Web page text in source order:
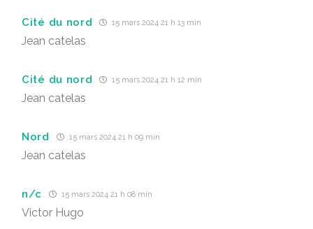
Cité du nord 15 mars 2024 21 h 13 min
Jean catelas
Cité du nord 15 mars 2024 21 h 12 min
Jean catelas
Nord 15 mars 2024 21 h 09 min
Jean catelas
n/c 15 mars 2024 21 h 08 min
Victor Hugo